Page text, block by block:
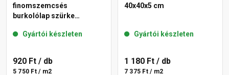
finomszemcsés
burkolólap szürke
Gyártói készleten
920 Ft / db
5 750 Ft / m2
40x40x5 cm
Gyártói készleten
1 180 Ft / db
7 375 Ft / m2